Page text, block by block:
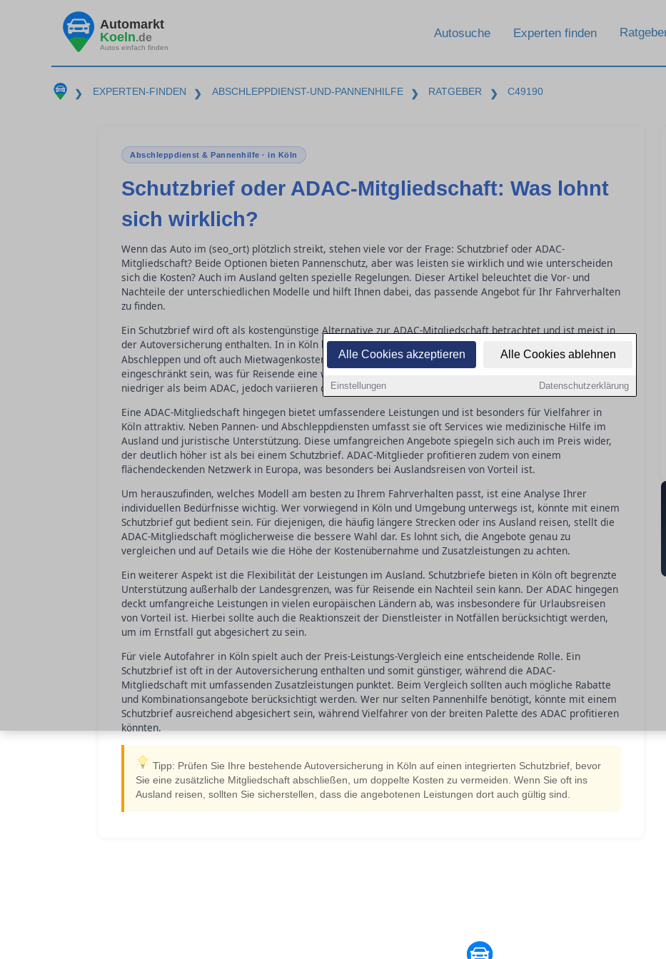
Alle Cookies akzeptieren Alle Cookies ablehnen
Einstellungen Datenschutzerklärung
Automarkt
Koeln.de
Autos einfach finden
Autosuche Experten finden
❯ EXPERTEN-FINDEN ❯ ABSCHLEPPDIENST-UND-PANNENHILFE ❯ RATGEBER ❯ C49190
Abschleppdienst & Pannenhilfe · in Köln
Schutzbrief oder ADAC-Mitgliedschaft: Was lohnt
sich wirklich?
Wenn das Auto im (seo_ort) plötzlich streikt, stehen viele vor der Frage: Schutzbrief oder ADAC-
Mitgliedschaft? Beide Optionen bieten Pannenschutz, aber was leisten sie wirklich und wie unterscheiden
sich die Kosten? Auch im Ausland gelten spezielle Regelungen. Dieser Artikel beleuchtet die Vor- und
Nachteile der unterschiedlichen Modelle und hilft Ihnen dabei, das passende Angebot für Ihr Fahrverhalten
zu finden.
Ein Schutzbrief wird oft als kostengünstige Alternative zur ADAC-Mitgliedschaft betrachtet und ist meist in
der Autoversicherung enthalten. In in Köln bieten viele Versicherer diesen Service an, der
Abschleppen und oft auch Mietwagenkosten deckt. Allerdings können die Leistungen im Ausland
eingeschränkt sein, was für Reisende eine wichtige Überlegung darstellt. Die Kosten sind in der Regel
niedriger als beim ADAC, jedoch variieren die genauen Leistungen stark zwischen den Anbietern.
Eine ADAC-Mitgliedschaft hingegen bietet umfassendere Leistungen und ist besonders für Vielfahrer in
Köln attraktiv. Neben Pannen- und Abschleppdiensten umfasst sie oft Services wie medizinische Hilfe im
Ausland und juristische Unterstützung. Diese umfangreichen Angebote spiegeln sich auch im Preis wider,
der deutlich höher ist als bei einem Schutzbrief. ADAC-Mitglieder profitieren zudem von einem
flächendeckenden Netzwerk in Europa, was besonders bei Auslandsreisen von Vorteil ist.
Um herauszufinden, welches Modell am besten zu Ihrem Fahrverhalten passt, ist eine Analyse Ihrer
individuellen Bedürfnisse wichtig. Wer vorwiegend in Köln und Umgebung unterwegs ist, könnte mit einem
Schutzbrief gut bedient sein. Für diejenigen, die häufig längere Strecken oder ins Ausland reisen, stellt die
ADAC-Mitgliedschaft möglicherweise die bessere Wahl dar. Es lohnt sich, die Angebote genau zu
vergleichen und auf Details wie die Höhe der Kostenübernahme und Zusatzleistungen zu achten.
Ein weiterer Aspekt ist die Flexibilität der Leistungen im Ausland. Schutzbriefe bieten in Köln oft begrenzte
Unterstützung außerhalb der Landesgrenzen, was für Reisende ein Nachteil sein kann. Der ADAC hingegen
deckt umfangreiche Leistungen in vielen europäischen Ländern ab, was insbesondere für Urlaubsreisen
von Vorteil ist. Hierbei sollte auch die Reaktionszeit der Dienstleister in Notfällen berücksichtigt werden,
um im Ernstfall gut abgesichert zu sein.
Für viele Autofahrer in Köln spielt auch der Preis-Leistungs-Vergleich eine entscheidende Rolle. Ein
Schutzbrief ist oft in der Autoversicherung enthalten und somit günstiger, während die ADAC-
Mitgliedschaft mit umfassenden Zusatzleistungen punktet. Beim Vergleich sollten auch mögliche Rabatte
und Kombinationsangebote berücksichtigt werden. Wer nur selten Pannenhilfe benötigt, könnte mit einem
Schutzbrief ausreichend abgesichert sein, während Vielfahrer von der breiten Palette des ADAC profitieren
könnten.
Tipp: Prüfen Sie Ihre bestehende Autoversicherung in Köln auf einen integrierten Schutzbrief, bevor
Sie eine zusätzliche Mitgliedschaft abschließen, um doppelte Kosten zu vermeiden. Wenn Sie oft ins
Ausland reisen, sollten Sie sicherstellen, dass die angebotenen Leistungen dort auch gültig sind.